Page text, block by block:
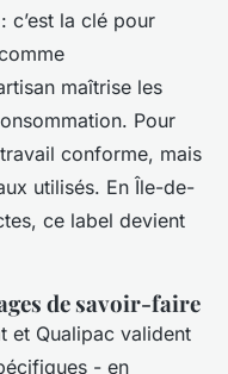
c’est la clé pour
maîtrise les
Pour
conforme, mais
utilisés. En Île-de-
ce label devient
de savoir-faire
et Qualipac valident
- en